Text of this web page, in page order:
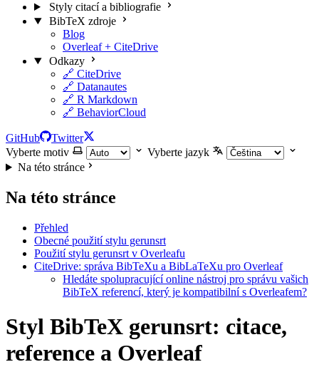
Styly citací a bibliografie
BibTeX zdroje
Blog
Overleaf + CiteDrive
Odkazy
🔗 CiteDrive
🔗 Datanautes
🔗 R Markdown
🔗 BehaviorCloud
GitHub
Twitter
Vyberte motiv
Vyberte jazyk
Na této stránce
Na této stránce
Přehled
Obecné použití stylu gerunsrt
Použití stylu gerunsrt v Overleafu
CiteDrive: správa BibTeXu a BibLaTeXu pro Overleaf
Hledáte spolupracující online nástroj pro správu vašich
BibTeX referencí, který je kompatibilní s Overleafem?
Styl BibTeX gerunsrt: citace,
reference a Overleaf